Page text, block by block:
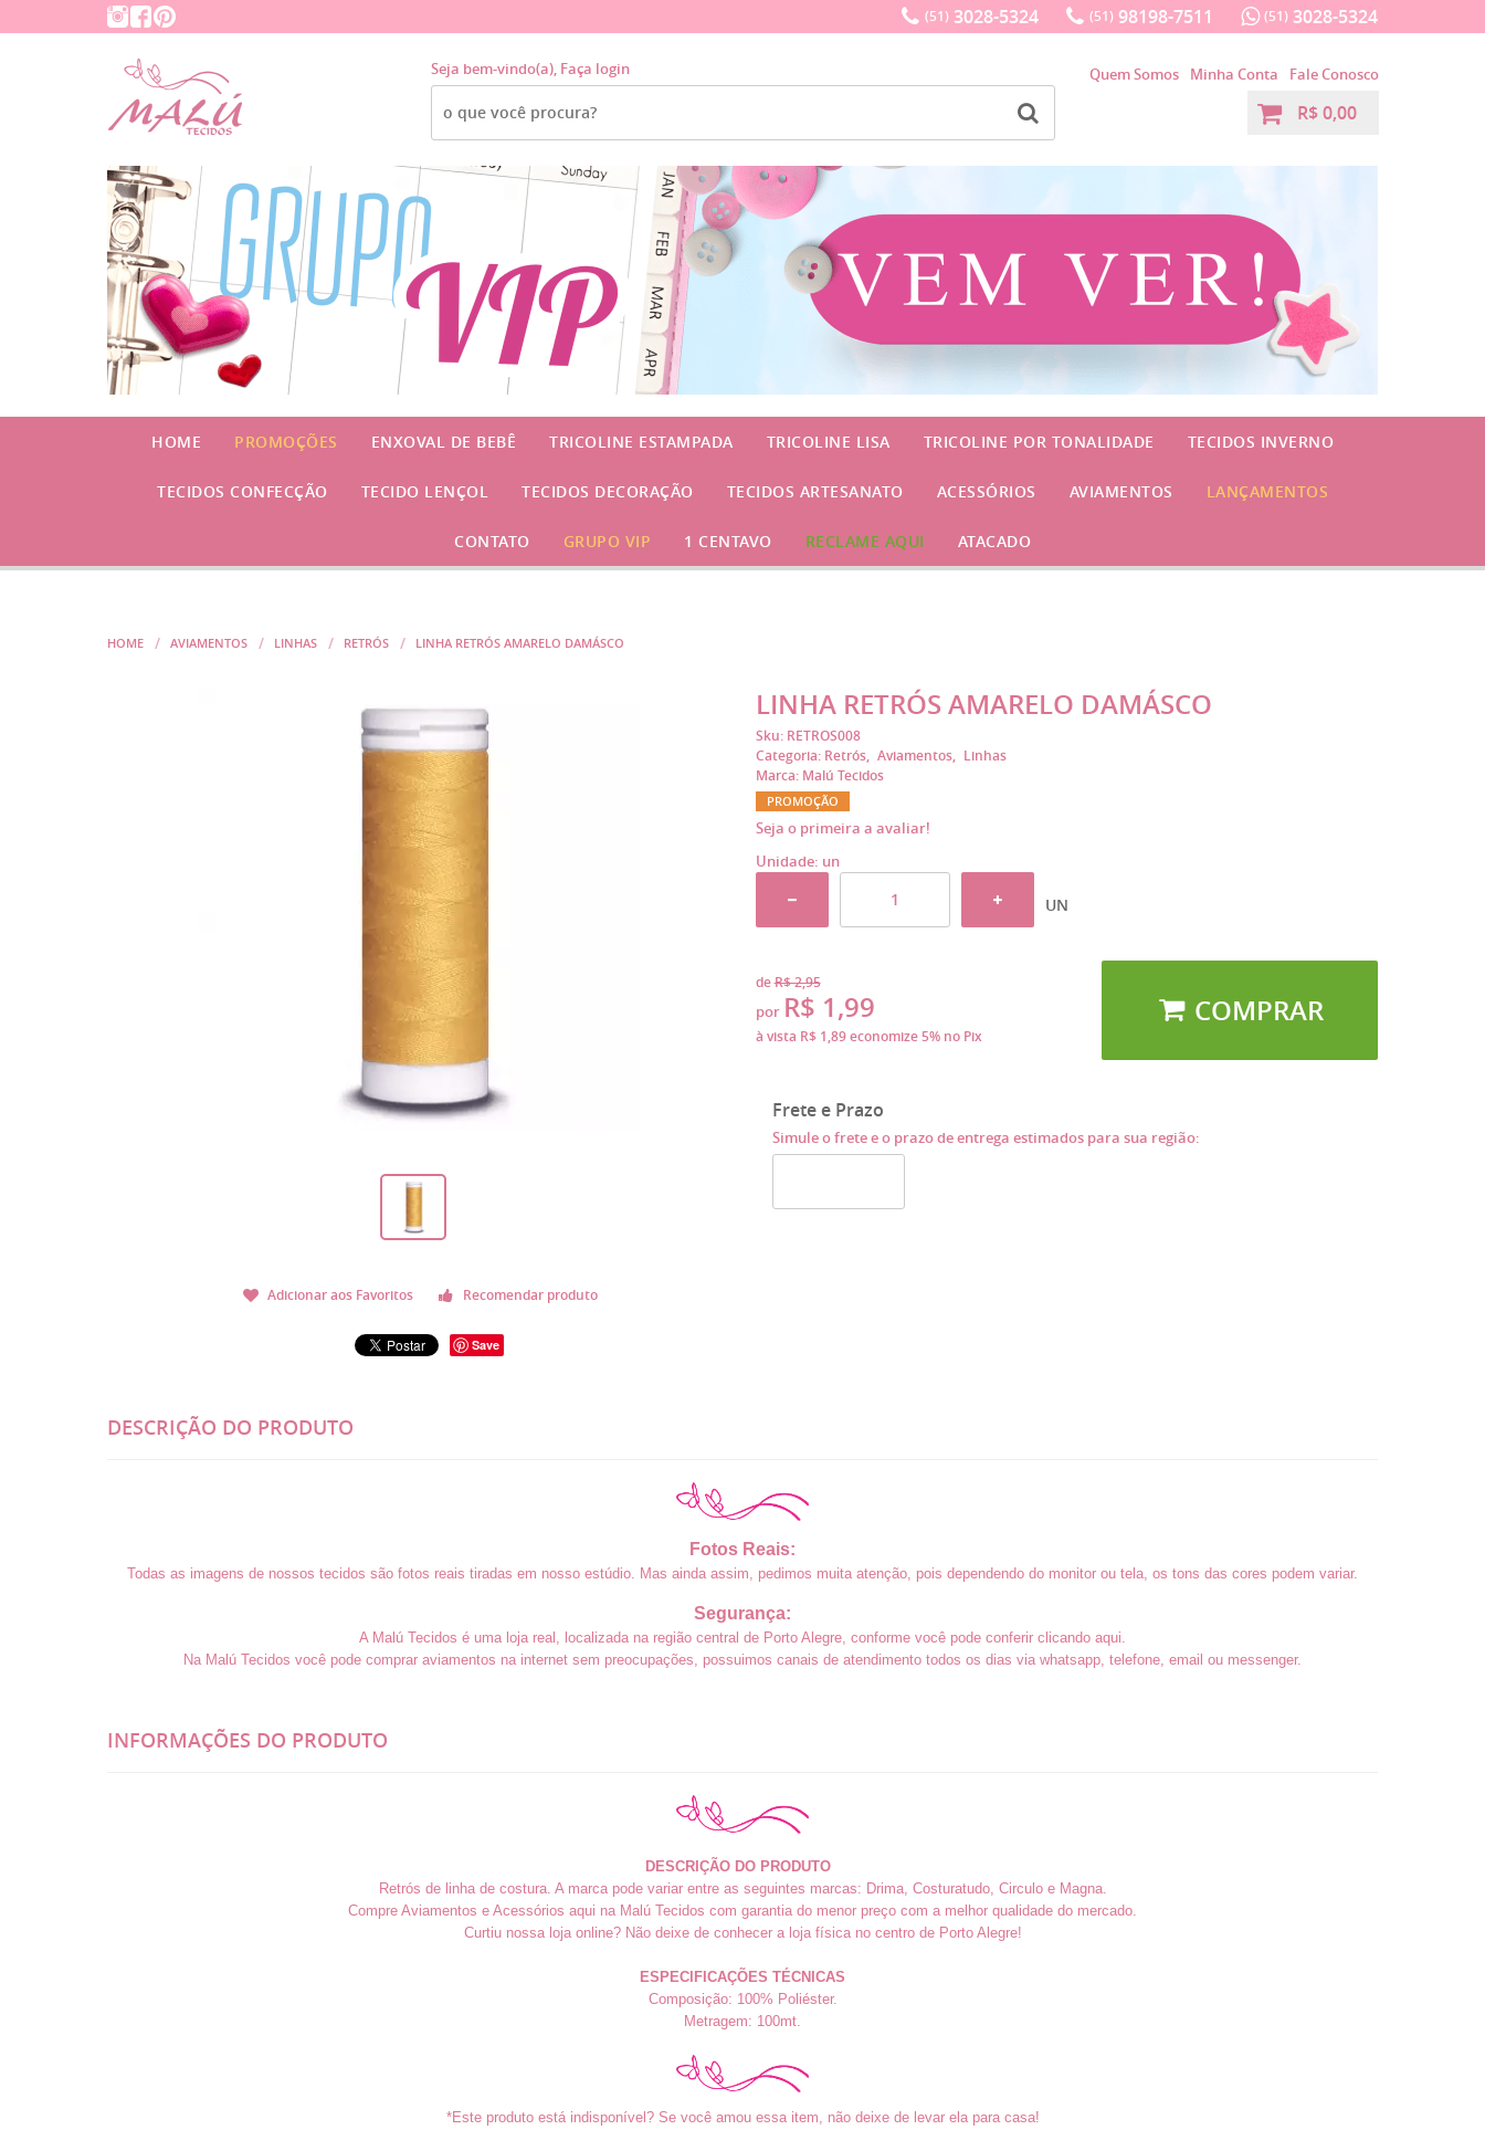
(51) 3028-5324 (51) 98198-7511 (51) 3028-5324
Seja bem-vindo(a), Faça login Quem Somos Minha Conta Fale Conosco
R$ 0,00
HOME PROMOÇÕES ENXOVAL DE BEBÊ TRICOLINE ESTAMPADA TRICOLINE LISA TRICOLINE POR TONALIDADE TECIDOS INVERNO
TECIDOS CONFECÇÃO TECIDO LENÇOL TECIDOS DECORAÇÃO TECIDOS ARTESANATO ACESSÓRIOS AVIAMENTOS LANÇAMENTOS
CONTATO GRUPO VIP 1 CENTAVO RECLAME AQUI ATACADO
HOME AVIAMENTOS LINHAS RETRÓS LINHA RETRÓS AMARELO DAMÁSCO
Adicionar aos Favoritos Recomendar produto
Save
LINHA RETRÓS AMARELO DAMÁSCO
Sku: RETROS008
Categoria: Retrós Aviamentos
Linhas
Marca: Malú Tecidos
PROMOÇÃO
Seja o primeira a avaliar!
Unidade: un
UN
deR$ 2,95
por R$ 1,99
à vista R$ 1,89economize5% no Pix
COMPRAR
Frete e Prazo
Simule o frete e o prazo de entrega estimados para sua região:
DESCRIÇÃO DO PRODUTO
Fotos Reais:
Todas as imagens de nossos tecidos são fotos reais tiradas em nosso estúdio. Mas ainda assim, pedimos muita atenção, pois dependendo do monitor ou tela, os tons das cores podem variar.
Segurança:
A Malú Tecidos é uma loja real, localizada na região central de Porto Alegre, conforme você pode conferir clicando aqui
Na Malú Tecidos você pode comprar aviamentos na internet sem preocupações, possuimos canais de atendimento todos os dias via whatsapp, telefone, email ou messenger.
INFORMAÇÕES DO PRODUTO
DESCRIÇÃO DO PRODUTO
Retrós de linha de costura. A marca pode variar entre as seguintes marcas: Drima, Costuratudo, Circulo e Magna.
Compre Aviamentos e Acessórios aqui na Malú Tecidos com garantia do menor preço com a melhor qualidade do mercado.
Curtiu nossa loja online? Não deixe de conhecer a loja física no centro de Porto Alegre!
ESPECIFICAÇÕES TÉCNICAS
Composição: 100% Poliéster.
Metragem: 100mt.
*Este produto está indisponível? Se você amou essa item, não deixe de levar ela para casa!